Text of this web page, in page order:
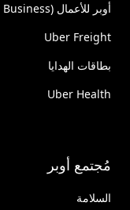
أوبر للأعمال (Uber for Business)
Uber Freight
بطاقات الهدايا
Uber Health
مُجتمع أوبر
السلامة